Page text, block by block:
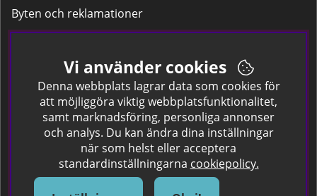
Byten och reklamationer
Leverans
Hitta färgkoden på bilen.
Företagskund
Om oss
Om Spraycan
Vi använder cookies
Denna webbplats lagrar data som cookies för
att möjliggöra viktig webbplatsfunktionalitet,
samt marknadsföring, personliga annonser
och analys. Du kan ändra dina inställningar
när som helst eller acceptera
standardinställningarna cookiepolicy.